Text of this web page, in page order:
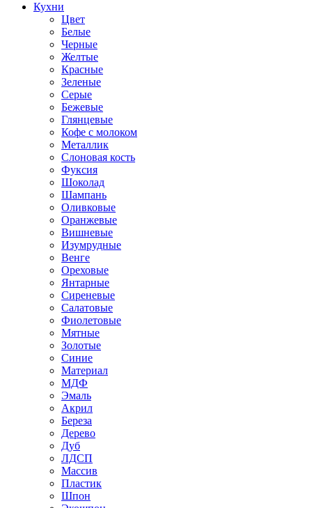
Кухни
Цвет
Белые
Черные
Желтые
Красные
Зеленые
Серые
Бежевые
Глянцевые
Кофе с молоком
Металлик
Слоновая кость
Фуксия
Шоколад
Шампань
Оливковые
Оранжевые
Вишневые
Изумрудные
Венге
Ореховые
Янтарные
Сиреневые
Салатовые
Фиолетовые
Мятные
Золотые
Синие
Материал
МДФ
Эмаль
Акрил
Береза
Дерево
Дуб
ЛДСП
Массив
Пластик
Шпон